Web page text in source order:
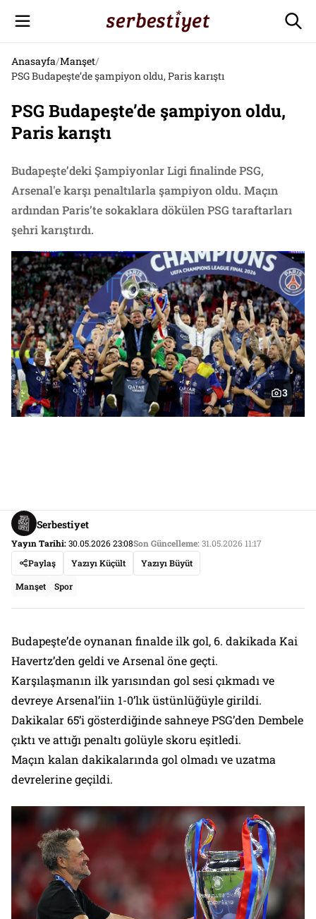
Anasayfa/Manşet/
PSG Budapeşte’de şampiyon oldu, Paris karıştı
PSG Budapeşte’de şampiyon oldu,
Paris karıştı
Budapeşte’deki Şampiyonlar Ligi finalinde PSG,
Arsenal'e karşı penaltılarla şampiyon oldu. Maçın
ardından Paris’te sokaklara dökülen PSG taraftarları
şehri karıştırdı.
3
Serbestiyet
Yayın Tarihi:30.05.2026 23:08Son Güncelleme:31.05.2026 11:17
Paylaş
Yazıyı Küçült Yazıyı Büyüt
Manşet Spor
Budapeşte’de oynanan finalde ilk gol, 6. dakikada Kai
Havertz’den geldi ve Arsenal öne geçti.
Karşılaşmanın ilk yarısından gol sesi çıkmadı ve
devreye Arsenal’iin 1-0’lık üstünlüğüyle girildi.
Dakikalar 65’i gösterdiğinde sahneye PSG’den Dembele
çıktı ve attığı penaltı golüyle skoru eşitledi.
Maçın kalan dakikalarında gol olmadı ve uzatma
devrelerine geçildi.